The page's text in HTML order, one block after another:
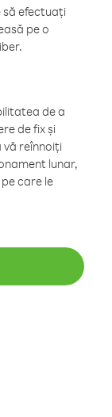
să efectuați
pe o
de a
de fix și
vă reînnoiți
lunar,
care le